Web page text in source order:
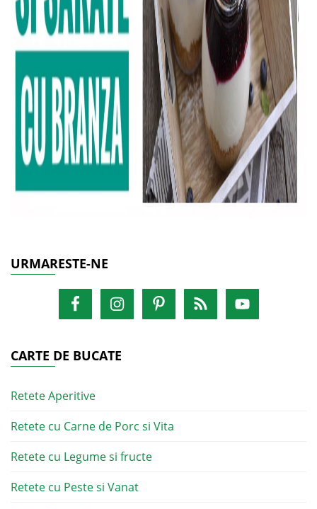
URMARESTE-NE
CARTE DE BUCATE
Retete Aperitive
Retete cu Carne de Porc si Vita
Retete cu Legume si fructe
Retete cu Peste si Vanat